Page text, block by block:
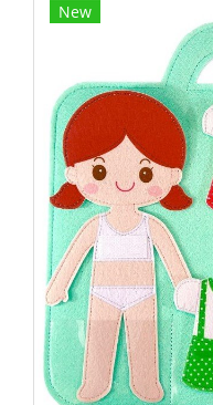
New